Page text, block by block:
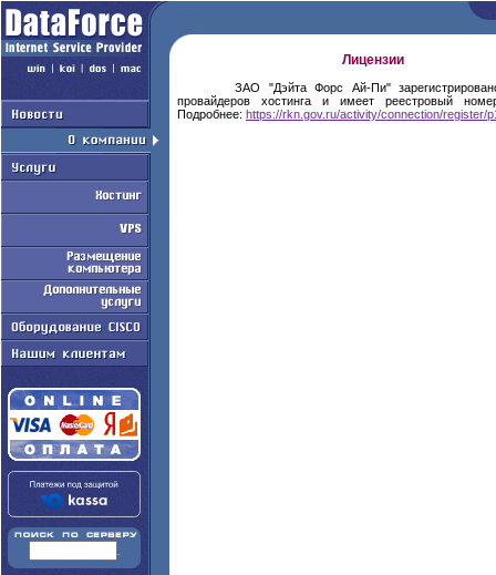
Лицензии
ЗАО "Дэйта Форс Ай-Пи" зарегистрировано
провайдеров хостинга и имеет реестровый
Подробнее: https://rkn.gov.ru/activity/connection/register/